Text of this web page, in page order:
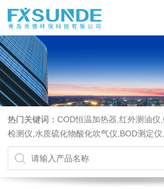
热门关键词：COD恒温加热器,红外测油
检测仪,水质硫化物酸化吹气仪,BOD测定仪
液液萃取器,COD消解回流仪,水质采样器